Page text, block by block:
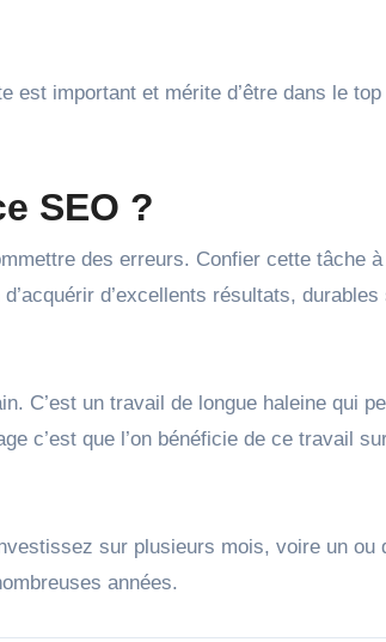
est important et mérite d’être dans le top
SEO ?
des erreurs. Confier cette tâche à
d’excellents résultats, durables
C’est un travail de longue haleine qui
c’est que l’on bénéficie de ce travail
sur plusieurs mois, voire un ou
années.